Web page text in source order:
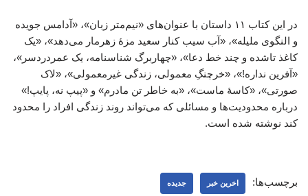
در این کتاب ۱۱ داستان با عنوان‌های «نیم‌متر زبان»، «آدامس جویده
و النگوی ملیله»، «آب سیب کنار سعید مزۀ زهرمار می‌دهد»، «یک
کاغذ تاشده و چند خط دعا»، «چهاربرگ شناسنامه، یک عمردردسر»،
«آفرین نداره!»، «خرچنگِ معمولی، زندگی غیرمعمولی»، «لاک
صورتی»، «کاسۀ ماست»، «به خاطر تن مادرم» و «پیپ نه، پایپ!»
درباره محدودیت‌ها و مسائلی که می‌تواند روند زندگی افراد را محدود
کند نوشته شده است.
برچسب‌ها: اخرین خبر جدیده